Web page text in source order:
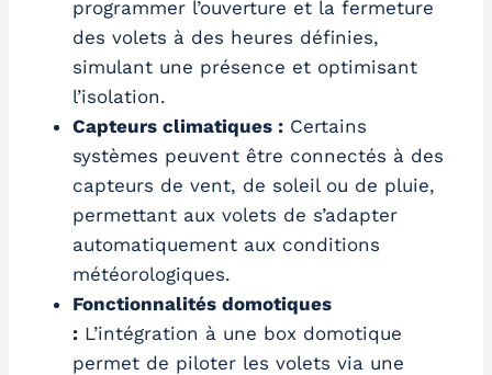
programmer l’ouverture et la fermeture
des volets à des heures définies,
simulant une présence et optimisant
l’isolation.
Capteurs climatiques : Certains
systèmes peuvent être connectés à des
capteurs de vent, de soleil ou de pluie,
permettant aux volets de s’adapter
automatiquement aux conditions
météorologiques.
Fonctionnalités domotiques
: L’intégration à une box domotique
permet de piloter les volets via une